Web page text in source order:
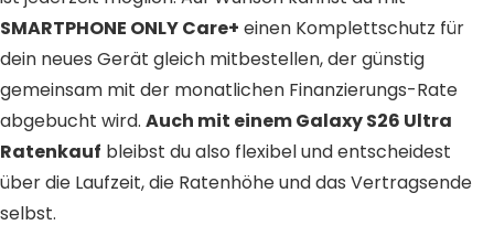
SMARTPHONE ONLY Care+ einen Komplettschutz für
dein neues Gerät gleich mitbestellen, der günstig
gemeinsam mit der monatlichen Finanzierungs-Rate
abgebucht wird. Auch mit einem Galaxy S26 Ultra
Ratenkauf bleibst du also flexibel und entscheidest
über die Laufzeit, die Ratenhöhe und das Vertragsende
selbst.